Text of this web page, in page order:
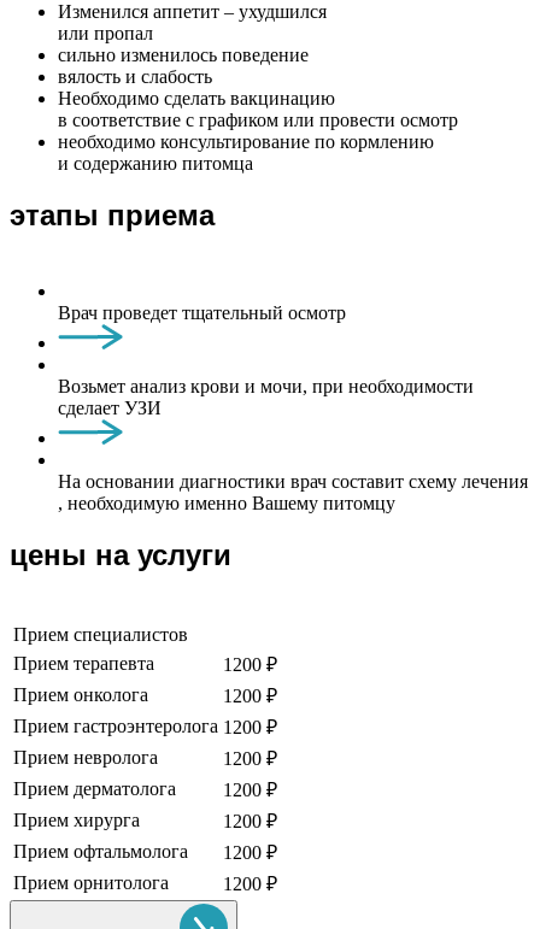
Изменился аппетит – ухудшился
или пропал
сильно изменилось поведение
вялость и слабость
Необходимо сделать вакцинацию
в соответствие с графиком или провести осмотр
необходимо консультирование по кормлению
и содержанию питомца
этапы приема
Врач проведет тщательный осмотр
Возьмет анализ крови и мочи, при необходимости
сделает УЗИ
На основании диагностики врач составит схему лечения
, необходимую именно Вашему питомцу
цены на услуги
Прием специалистов
Прием терапевта
1200 ₽
Прием онколога
1200 ₽
Прием гастроэнтеролога 1200 ₽
Прием невролога
1200 ₽
Прием дерматолога
1200 ₽
Прием хирурга
1200 ₽
Прием офтальмолога
1200 ₽
Прием орнитолога
1200 ₽